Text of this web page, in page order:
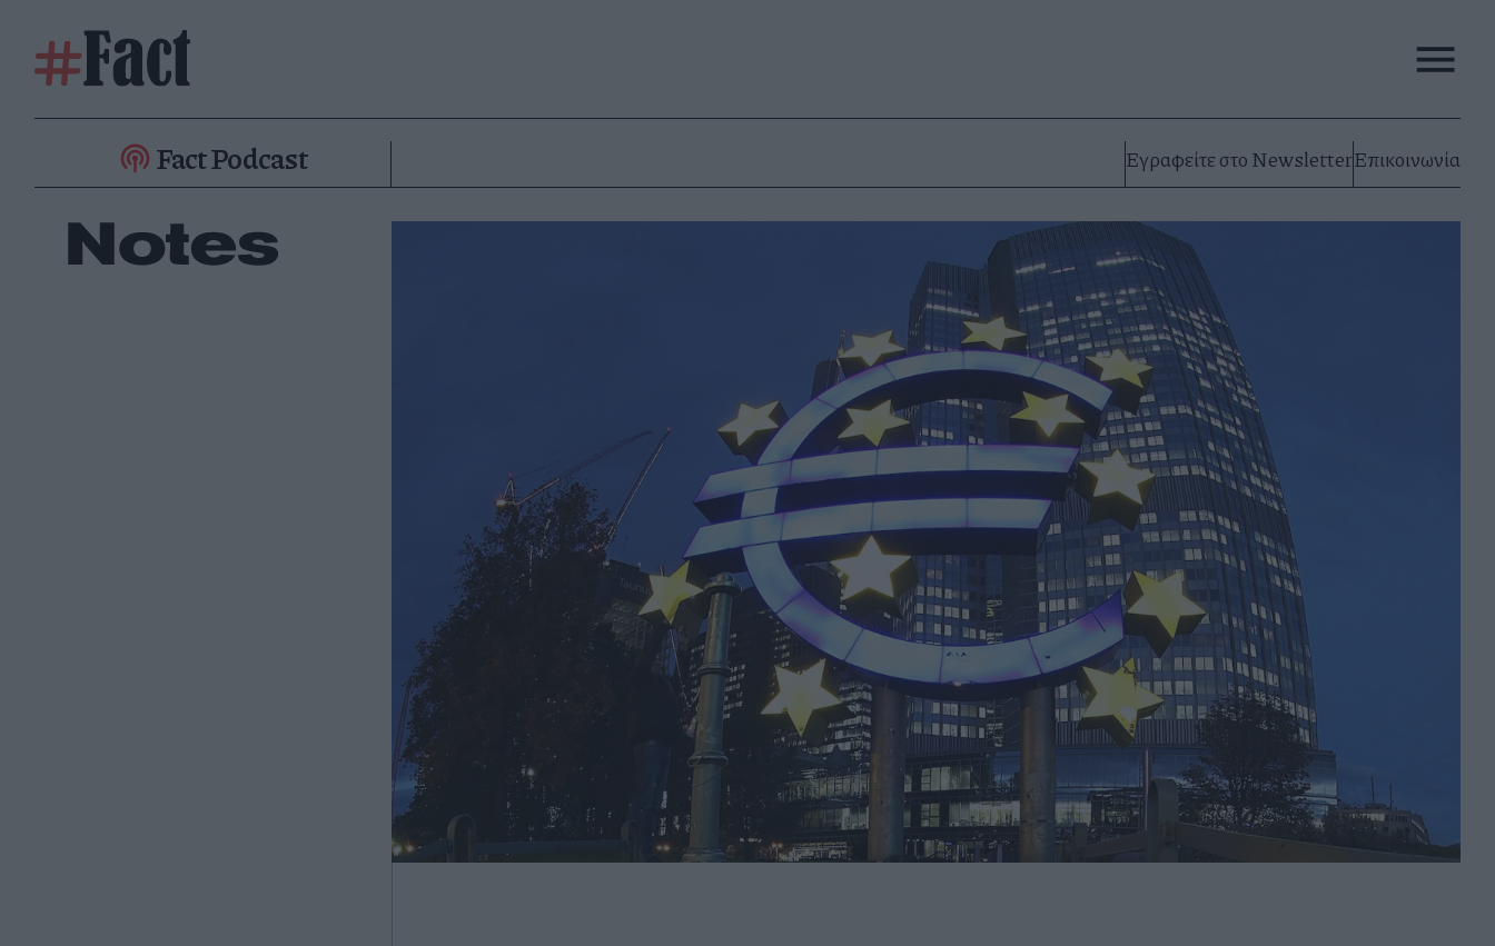
Fact Podcast Εγραφείτε στο NewsletterΕπικοινωνία